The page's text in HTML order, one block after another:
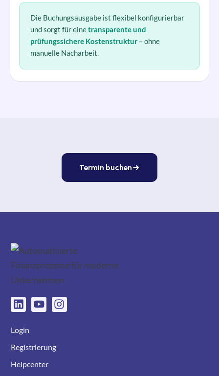
Die Buchungsausgabe ist flexibel konfigurierbar
und sorgt für einetransparente und
prüfungssichere Kostenstruktur – ohne
manuelle Nacharbeit.
Termin buchen
Login
Registrierung
Helpcenter